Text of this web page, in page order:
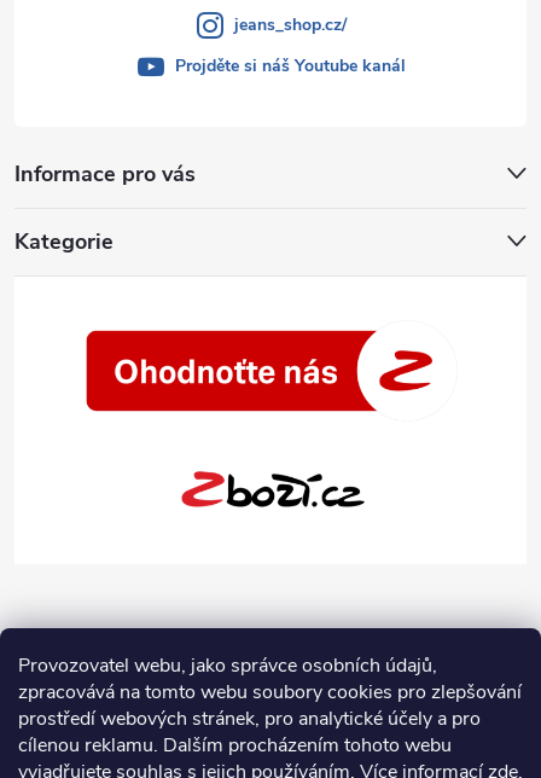
Provozovatel webu, jako správce osobních údajů,
zpracovává na tomto webu soubory cookies pro zlepšování
prostředí webových stránek, pro analytické účely a pro
cílenou reklamu. Dalším procházením tohoto webu
vyjadřujete souhlas s jejich používáním. Více informacízde.
Informace pro vás
Kategorie
jeans_shop.cz/
Projděte si náš Youtube kanál